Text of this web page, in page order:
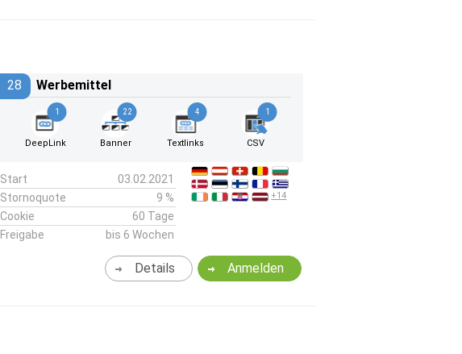
28 Werbemittel
1
DeepLink
22
Banner
4
Textlinks
1
CSV
Start
03.02.2021
Stornoquote
9 %
Cookie
60 Tage
Freigabe
bis 6 Wochen
+14
Anmelden
Details